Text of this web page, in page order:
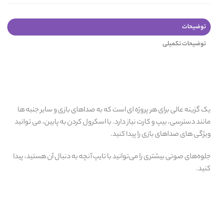
توضیحات
توضیحات تکمیلی
یک گزینه عالی برای هر پروژه ای است که به صداهای بازی و سایر جنبه ها
مانند دسترسی، بیپ و کارت نیاز دارد. با اسکرول کردن به پایین، می توانید
ویژگی های صداهای بازی را پیدا کنید.
جلوه‌های صوتی بیشتری را می‌توانید با تایپ آنچه به دنبال آن هستید، پیدا
کنید.